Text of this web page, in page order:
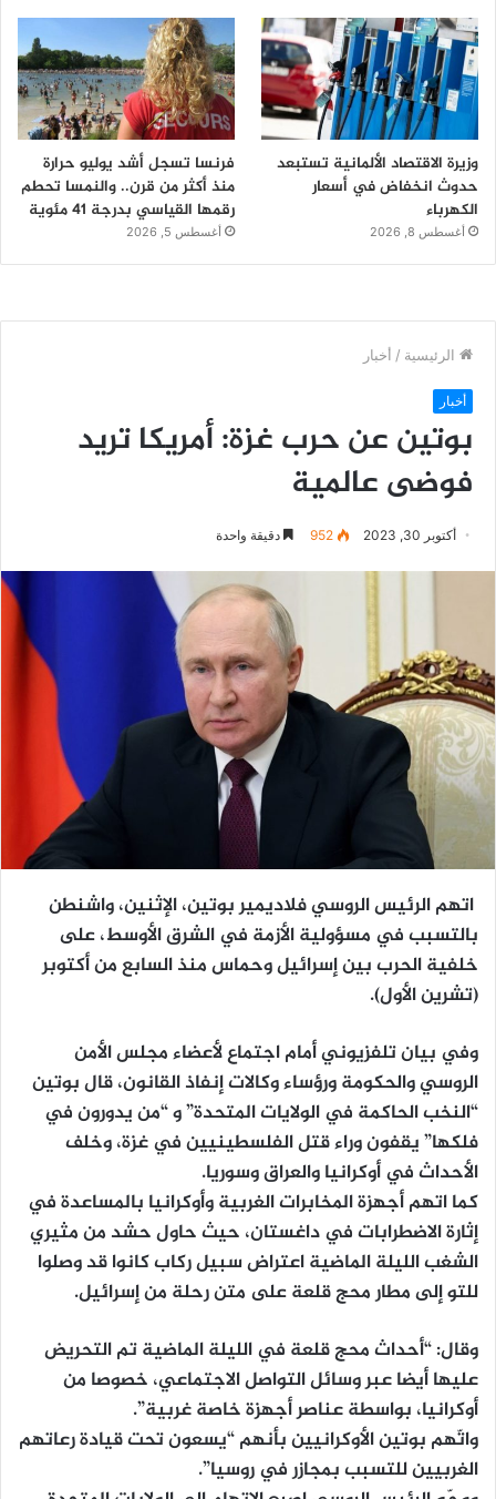
وزيرة الاقتصاد الألمانية تستبعد
حدوث انخفاض في أسعار
الكهرباء
أغسطس 8, 2026
فرنسا تسجل أشد يوليو حرارة
منذ أكثر من قرن.. والنمسا تحطم
رقمها القياسي بدرجة 41 مئوية
أغسطس 5, 2026